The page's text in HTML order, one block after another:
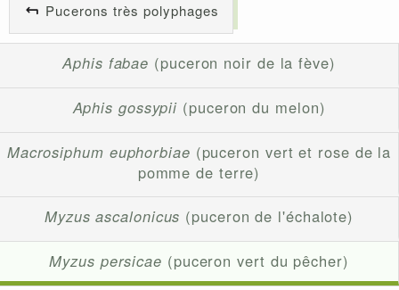
Pucerons très polyphages
Aphis fabae (puceron noir de la fève)
Aphis gossypii (puceron du melon)
Macrosiphum euphorbiae (puceron vert et rose de la
pomme de terre)
Myzus ascalonicus (puceron de l'échalote)
Myzus persicae (puceron vert du pêcher)